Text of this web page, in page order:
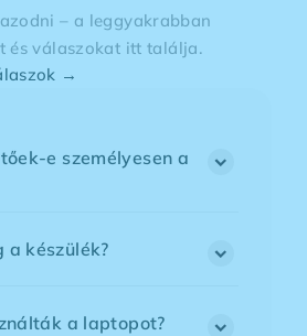
– a leggyakrabban
és válaszokat itt találja.
→
e személyesen a
a készülék?
a laptopot?